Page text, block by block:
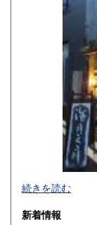
続きを読む
新着情報